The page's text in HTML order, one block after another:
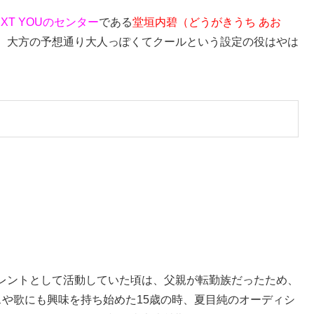
YOUのセンターである堂垣内碧（どうがきうち あお
大方の予想通り大人っぽくてクールという設定の役はやは
トとして活動していた頃は、父親が転勤族だったため、
歌にも興味を持ち始めた15歳の時、夏目純のオーディシ